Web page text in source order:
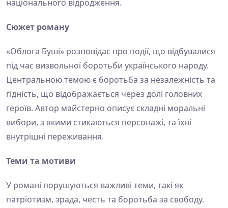
національного відродження.
Сюжет роману
«Облога Буші» розповідає про події, що відбувалися
під час визвольної боротьби українського народу.
Центральною темою є боротьба за незалежність та
гідність, що відображається через долі головних
героїв. Автор майстерно описує складні моральні
вибори, з якими стикаються персонажі, та їхні
внутрішні переживання.
Теми та мотиви
У романі порушуються важливі теми, такі як
патріотизм, зрада, честь та боротьба за свободу.